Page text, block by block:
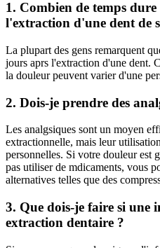
1. Combien de temps
l'extraction d'une dent de
La plupart des gens remarquent
jours aprs l'extraction d'une dent.
la douleur peuvent varier d'une
2. Dois-je prendre des
Les analgsiques sont un moyen
extractionnelle, mais leur
personnelles. Si votre douleur est
pas utiliser de mdicaments, vous
alternatives telles que des
3. Que dois-je faire si une
extraction dentaire ?